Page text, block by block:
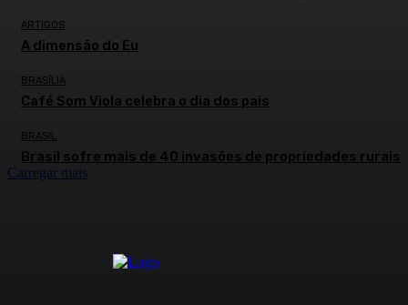
ARTIGOS
A dimensão do Eu
BRASÍLIA
Café Som Viola celebra o dia dos pais
BRASIL
Brasil sofre mais de 40 invasões de propriedades rurais
Carregar mais